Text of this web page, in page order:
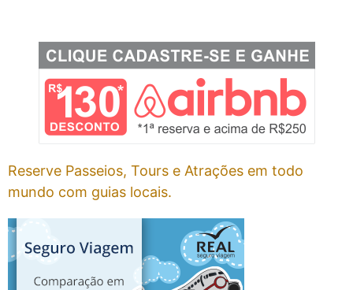
Reserve Passeios, Tours e Atrações em todo
mundo com guias locais.